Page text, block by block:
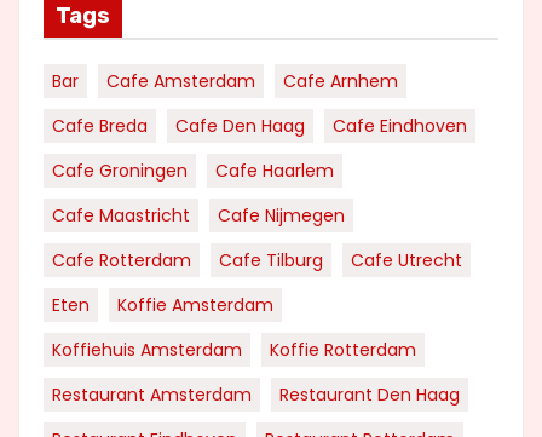
Tags
Bar Cafe Amsterdam
Cafe Arnhem
Cafe Breda
Cafe Den Haag
Cafe Eindhoven
Cafe Groningen
Cafe Haarlem
Cafe Maastricht
Cafe Nijmegen
Cafe Rotterdam
Cafe Tilburg
Cafe Utrecht
Eten
Koffie Amsterdam
Koffiehuis Amsterdam
Koffie Rotterdam
Restaurant Amsterdam
Restaurant Den Haag